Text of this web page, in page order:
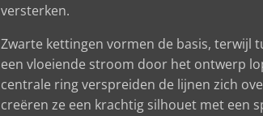
versterken.
Zwarte kettingen vormen de basis, terwijl
een vloeiende stroom door het ontwerp
centrale ring verspreiden de lijnen zich
creëren ze een krachtig silhouet met een